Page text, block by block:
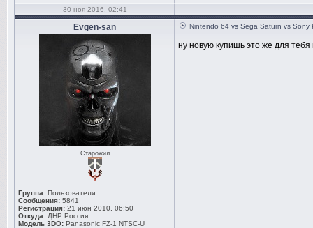
30 ноя 2016, 02:41
Evgen-san
Старожил
Группа: Пользователи
Сообщения: 5841
Регистрация: 21 июн 2010, 06:50
Откуда: ДНР Россия
Модель 3DO: Panasonic FZ-1 NTSC-U
Nintendo 64 vs Sega Saturn vs Sony
ну новую купишь это же для